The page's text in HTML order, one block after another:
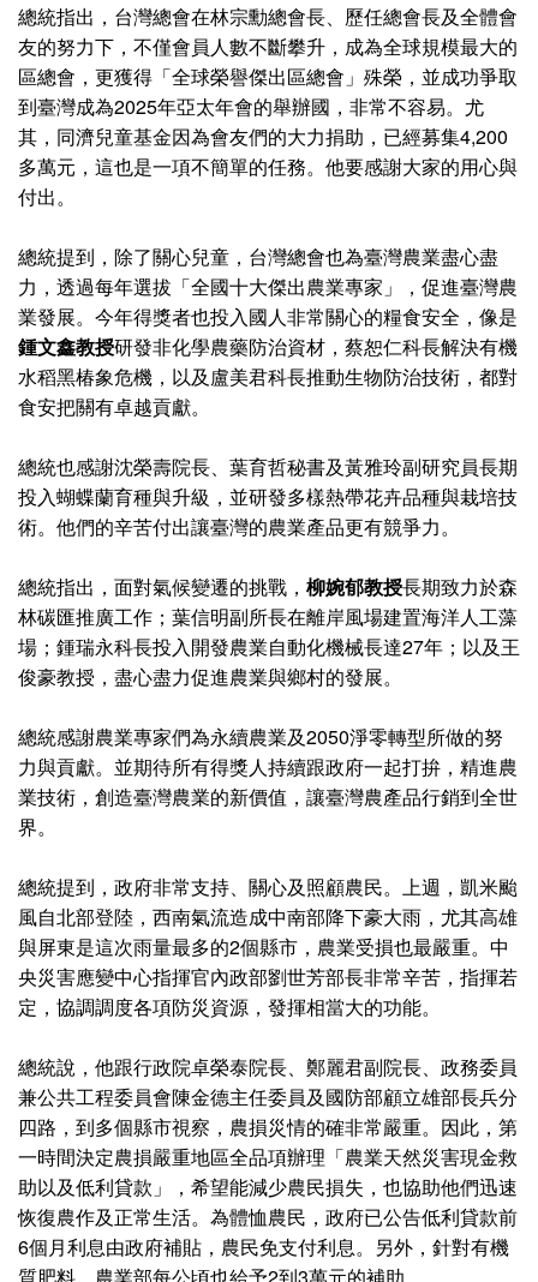
總統指出，台灣總會在林宗勳總會長、歷任總會長及全體會
友的努力下，不僅會員人數不斷攀升，成為全球規模最大的
區總會，更獲得「全球榮譽傑出區總會」殊榮，並成功爭取
到臺灣成為2025年亞太年會的舉辦國，非常不容易。尤
其，同濟兒童基金因為會友們的大力捐助，已經募集4,200
多萬元，這也是一項不簡單的任務。他要感謝大家的用心與
付出。
總統提到，除了關心兒童，台灣總會也為臺灣農業盡心盡
力，透過每年選拔「全國十大傑出農業專家」，促進臺灣農
業發展。今年得獎者也投入國人非常關心的糧食安全，像是
鍾文鑫教授研發非化學農藥防治資材，蔡恕仁科長解決有機
水稻黑椿象危機，以及盧美君科長推動生物防治技術，都對
食安把關有卓越貢獻。
總統也感謝沈榮壽院長、葉育哲秘書及黃雅玲副研究員長期
投入蝴蝶蘭育種與升級，並研發多樣熱帶花卉品種與栽培技
術。他們的辛苦付出讓臺灣的農業產品更有競爭力。
總統指出，面對氣候變遷的挑戰， 柳婉郁教授長期致力於森
林碳匯推廣工作；葉信明副所長在離岸風場建置海洋人工藻
場；鍾瑞永科長投入開發農業自動化機械長達27年；以及王
俊豪教授，盡心盡力促進農業與鄉村的發展。
總統感謝農業專家們為永續農業及2050淨零轉型所做的努
力與貢獻。並期待所有得獎人持續跟政府一起打拚，精進農
業技術，創造臺灣農業的新價值，讓臺灣農產品行銷到全世
界。
總統提到，政府非常支持、關心及照顧農民。上週，凱米颱
風自北部登陸，西南氣流造成中南部降下豪大雨，尤其高雄
與屏東是這次雨量最多的2個縣市，農業受損也最嚴重。中
央災害應變中心指揮官內政部劉世芳部長非常辛苦，指揮若
定，協調調度各項防災資源，發揮相當大的功能。
總統說，他跟行政院卓榮泰院長、鄭麗君副院長、政務委員
兼公共工程委員會陳金德主任委員及國防部顧立雄部長兵分
四路，到多個縣市視察，農損災情的確非常嚴重。因此，第
一時間決定農損嚴重地區全品項辦理「農業天然災害現金救
助以及低利貸款」，希望能減少農民損失，也協助他們迅速
恢復農作及正常生活。為體恤農民，政府已公告低利貸款前
6個月利息由政府補貼，農民免支付利息。另外，針對有機
質肥料，農業部每公頃也給予2到3萬元的補助。